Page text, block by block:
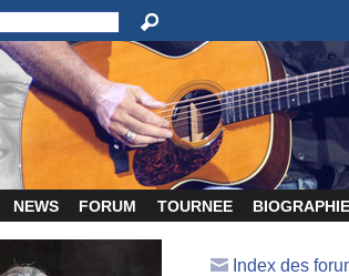
NEWS FORUM TOURNEE BIOGRAPHIE
Index des